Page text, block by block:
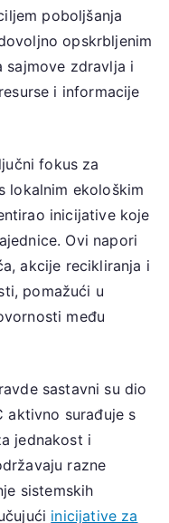
poboljšanja
opskrbljenim
sajmove zdravlja i
i informacije
fokus za
lokalnim ekološkim
inicijative koje
Ovi napori
akcije recikliranja i
pomažući u
među
sastavni su dio
aktivno surađuje s
jednakost i
razne
sistemskih
inicijative za